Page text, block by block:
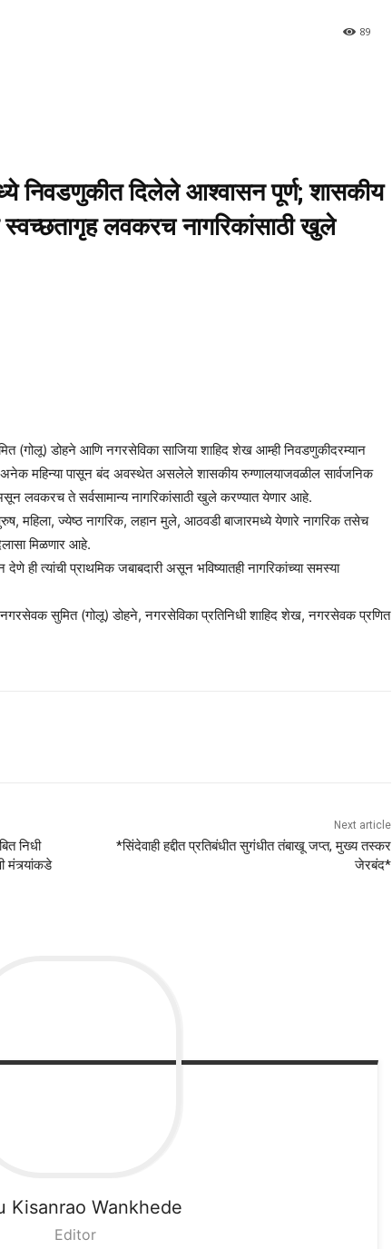
89
निवडणुकीत दिलेले आश्वासन पूर्ण; शासकीय
लवकरच नागरिकांसाठी खुले
(गोलू) डोहने आणि नगरसेविका साजिया शाहिद शेख आम्ही निवडणुकीदरम्यान
अनेक महिन्या पासून बंद अवस्थेत असलेले शासकीय रुग्णालयाजवळील सार्वजनिक
लवकरच ते सर्वसामान्य नागरिकांसाठी खुले करण्यात येणार आहे.
महिला, ज्येष्ठ नागरिक, लहान मुले, आठवडी बाजारमध्ये येणारे नागरिक तसेच
मिळणार आहे.
ही त्यांची प्राथमिक जबाबदारी असून भविष्यातही नागरिकांच्या समस्या
नगरसेवक सुमित (गोलू) डोहने, नगरसेविका प्रतिनिधी शाहिद शेख, नगरसेवक प्रणित
निधी
मंत्र्यांकडे
Next article
*सिंदेवाही हद्दीत प्रतिबंधीत सुगंधीत तंबाखू जप्त, मुख्य तस्कर
जेरबंद*
Kisanrao Wankhede
Editor